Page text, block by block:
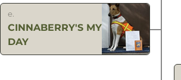
e.
CINNABERRY'S MY LUCKY
DAY